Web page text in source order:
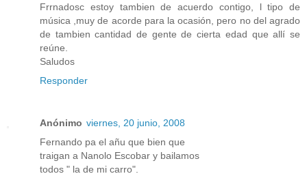
Frrnadosc estoy tambien de acuerdo contigo, l tipo de
música ,muy de acorde para la ocasión, pero no del agrado
de tambien cantidad de gente de cierta edad que allí se
reúne.
Saludos
Responder
Anónimo viernes, 20 junio, 2008
Fernando pa el añu que bien que
traigan a Nanolo Escobar y bailamos
todos " la de mi carro".